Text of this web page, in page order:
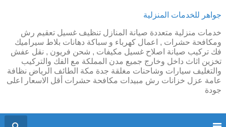
جواهر للخدمات المنزلية
خدمات منزلية متعددة صيانة المنازل تنظيف غسيل تعقيم رش
ومكافحة حشرات , اعمال كهرباء و سباكة دهانات بلاط سيراميك
فك تركيب صيانة اصلاح غسيل مكيفات , شحن فريون , نقل عفش
تخزين اثاث داخل وخارج جميع مدن المملكة مع الفك والتركيب
والتغليف سيارات وشاحنات مغلقة جدة مكة الطائف الرياض نظافة
عامة عزل خزانات رش مبيدات مكافحة حشرات أقل الاسعار اعلى
جودة